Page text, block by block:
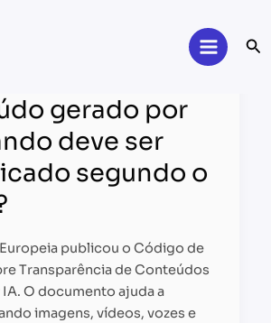
gerado por
deve ser
segundo o
publicou o Código de
Transparência de Conteúdos
O documento ajuda a
imagens, vídeos, vozes e